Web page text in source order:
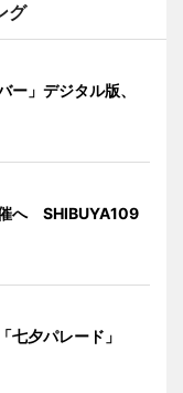
グ
ー」デジタル版、
催へ SHIBUYA109
七夕パレード」